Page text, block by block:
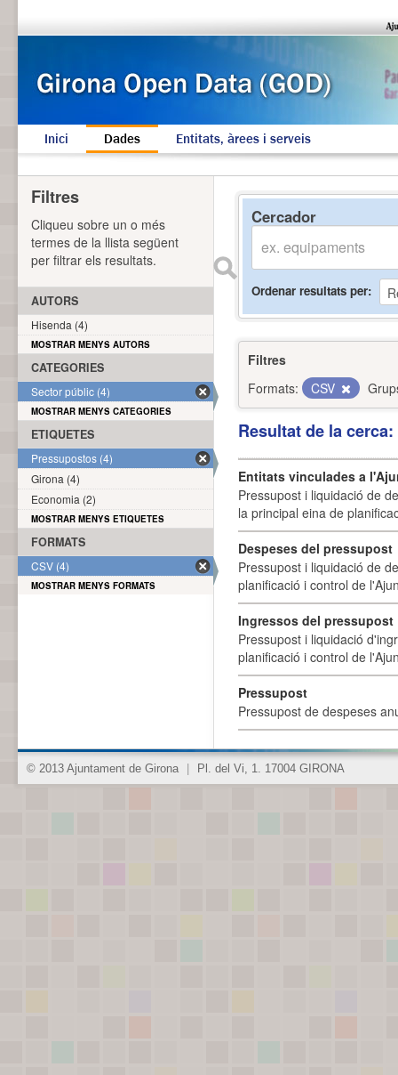
Inici Dades Entitats, àrees i serveis
Cercador
Ordenar resultats per
Filtres
Formats:
CSV
Resultat de la
Entitats vinculades a
Pressupost i liquidació de
la principal eina de
Despeses del pressupost
Pressupost i liquidació de
planificació i control de
Ingressos del pressupost
Pressupost i liquidació
planificació i control de
Pressupost
Pressupost de despeses
Filtres
Cliqueu sobre un o més
termes de la llista següent
per filtrar els resultats.
AUTORS
Hisenda (4)
MOSTRAR MENYS AUTORS
CATEGORIES
Sector públic (4)
MOSTRAR MENYS CATEGORIES
ETIQUETES
Pressupostos (4)
Girona (4)
Economia (2)
MOSTRAR MENYS ETIQUETES
FORMATS
CSV (4)
MOSTRAR MENYS FORMATS
© 2013 Ajuntament de Girona Pl. del Vi, 1. 17004 GIRONA